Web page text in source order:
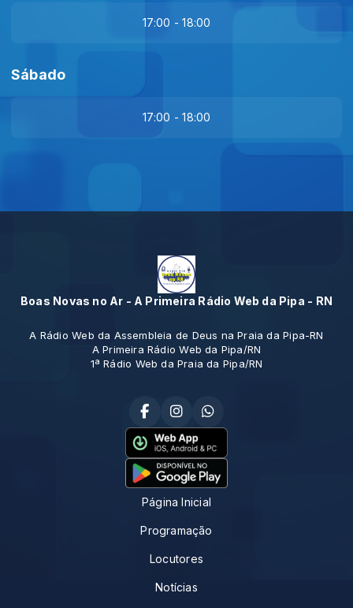
17:00 - 18:00
Sábado
17:00 - 18:00
Boas Novas no Ar - A Primeira Rádio Web da Pipa - RN
A Rádio Web da Assembleia de Deus na Praia da Pipa-RN
A Primeira Rádio Web da Pipa/RN
1ª Rádio Web da Praia da Pipa/RN
Página Inicial
Programação
Locutores
Notícias